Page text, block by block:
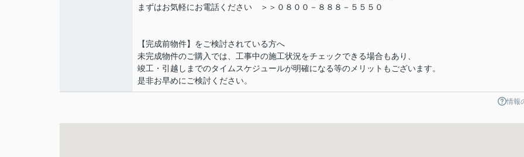
まずはお気軽にお電話ください ＞＞０８００－８８８－５５５０
【完成前物件】をご検討されている方へ
未完成物件のご購入では、工事中の施工状況をチェックできる場合もあり、
竣工・引越しまでのタイムスケジュールが明確になる等のメリットもございます。
是非お早めにご検討ください。
情報